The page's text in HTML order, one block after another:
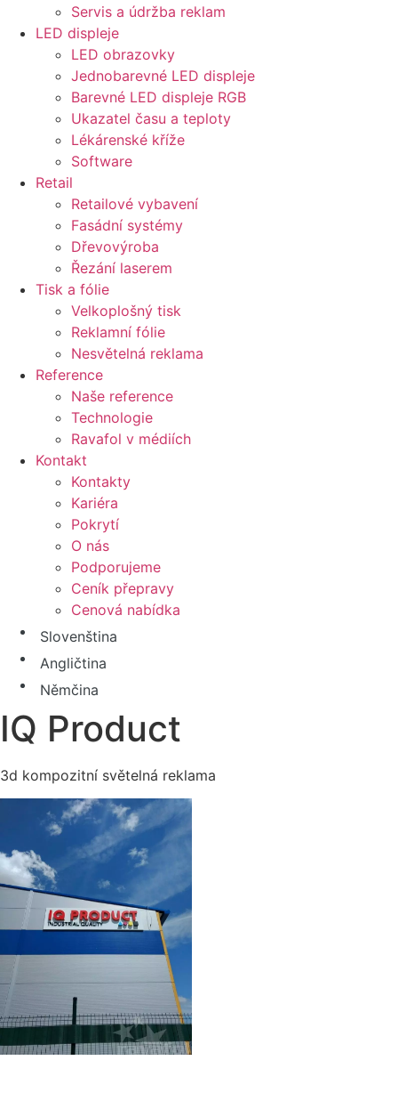
Servis a údržba reklam
LED displeje
LED obrazovky
Jednobarevné LED displeje
Barevné LED displeje RGB
Ukazatel času a teploty
Lékárenské kříže
Software
Retail
Retailové vybavení
Fasádní systémy
Dřevovýroba
Řezání laserem
Tisk a fólie
Velkoplošný tisk
Reklamní fólie
Nesvětelná reklama
Reference
Naše reference
Technologie
Ravafol v médiích
Kontakt
Kontakty
Kariéra
Pokrytí
O nás
Podporujeme
Ceník přepravy
Cenová nabídka
Slovenština
Angličtina
Němčina
IQ Product
3d kompozitní světelná reklama